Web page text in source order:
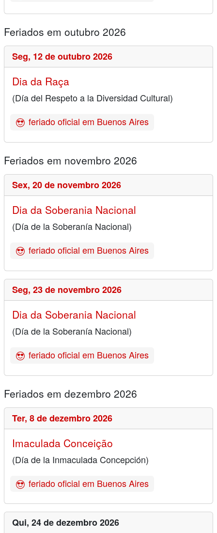
Feriados em outubro 2026
Seg, 12 de outubro 2026
Dia da Raça
(Día del Respeto a la Diversidad Cultural)
feriado oficial em Buenos Aires
Feriados em novembro 2026
Sex, 20 de novembro 2026
Dia da Soberania Nacional
(Día de la Soberanía Nacional)
feriado oficial em Buenos Aires
Seg, 23 de novembro 2026
Dia da Soberania Nacional
(Día de la Soberanía Nacional)
feriado oficial em Buenos Aires
Feriados em dezembro 2026
Ter, 8 de dezembro 2026
Imaculada Conceição
(Día de la Inmaculada Concepción)
feriado oficial em Buenos Aires
Qui, 24 de dezembro 2026